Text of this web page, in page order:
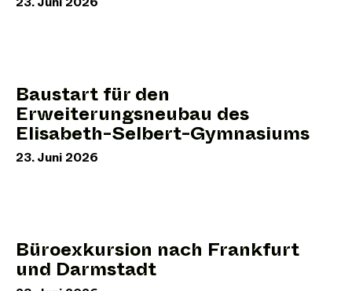
23. Juni 2026
Baustart für den
Erweiterungsneubau des
Elisabeth-Selbert-Gymnasiums
23. Juni 2026
Büroexkursion nach Frankfurt
und Darmstadt